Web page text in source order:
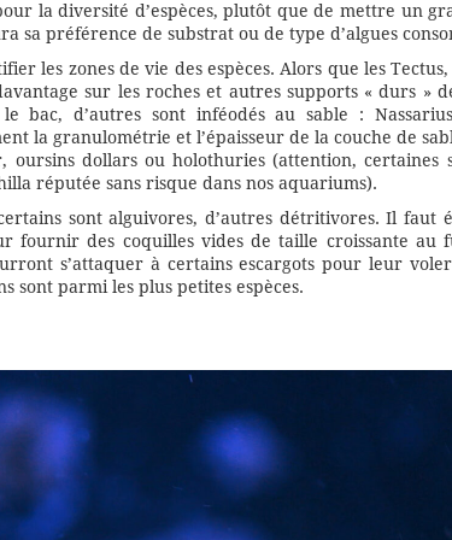
la diversité d’espèces, plutôt que de mettre un
sa préférence de substrat ou de type d’algues
les zones de vie des espèces. Alors que les
sur les roches et autres supports « durs »
bac, d’autres sont inféodés au sable :
la granulométrie et l’épaisseur de la couche de
oursins dollars ou holothuries (attention, certaines
réputée sans risque dans nos aquariums).
sont alguivores, d’autres détritivores. Il faut
fournir des coquilles vides de taille croissante au
s’attaquer à certains escargots pour leur
sont parmi les plus petites espèces.